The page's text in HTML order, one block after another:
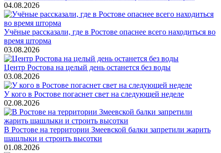
04.08.2026
Учёные рассказали, где в Ростове опаснее всего находиться во
время шторма
03.08.2026
Центр Ростова на целый день останется без воды
03.08.2026
У кого в Ростове погаснет свет на следующей неделе
02.08.2026
В Ростове на территории Змеевской балки запретили жарить
шашлыки и строить высотки
01.08.2026